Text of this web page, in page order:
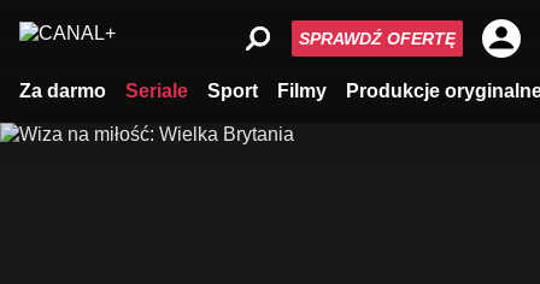
Za darmo Seriale Sport Filmy Produkcje
SPRAWDŹ OFERTĘ